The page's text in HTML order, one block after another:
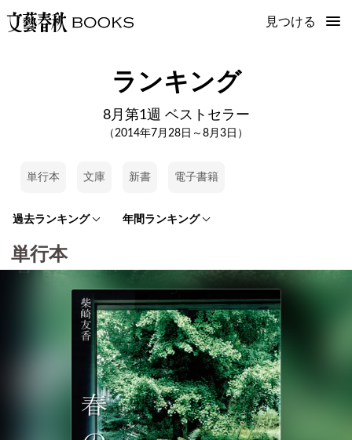
見つける
ランキング
8月第1週 ベストセラー
（2014年7月28日～8月3日）
単行本 文庫 新書 電子書籍
過去ランキング 年間ランキング
単行本